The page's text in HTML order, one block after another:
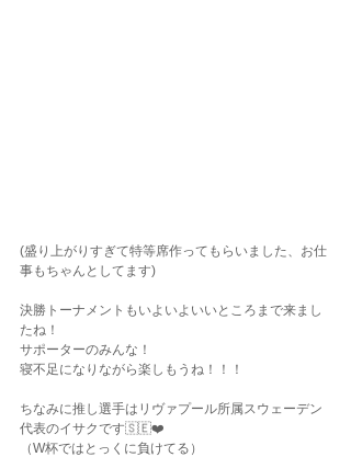
(盛り上がりすぎて特等席作ってもらいました、お仕
事もちゃんとしてます)
決勝トーナメントもいよいよいいところまで来まし
たね！
サポーターのみんな！
寝不足になりながら楽しもうね！！！
ちなみに推し選手はリヴァプール所属スウェーデン
代表のイサクです🇸🇪❤️
（W杯ではとっくに負けてる）